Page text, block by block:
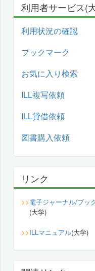
利用者サービス(
利用状況の確認
ブックマーク
お気に入り検索
ILL複写依頼
ILL貸借依頼
図書購入依頼
リンク
>>電子ジャーナル/ブッ
(大学)
>>ILLマニュアル(大学)